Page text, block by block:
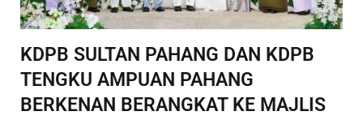
KDPB SULTAN PAHANG DAN KDPB
TENGKU AMPUAN PAHANG
BERKENAN BERANGKAT KE MAJLIS